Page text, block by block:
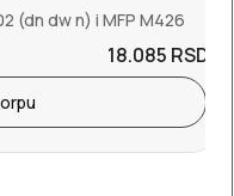
(dn dw n) i MFP M426
18.085 RSD.